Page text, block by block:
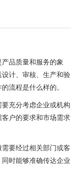
品质量和服务的象
计、审核、生产和验
流程是什么样的。
充分考虑企业或机构
户的要求和市场需求
要经过相关部门或客
时能够准确传达企业